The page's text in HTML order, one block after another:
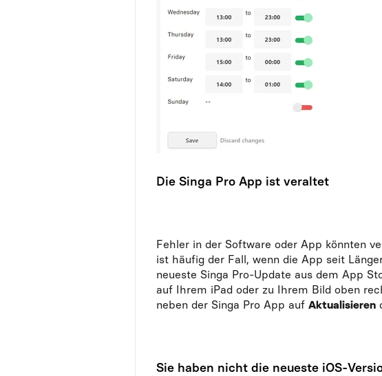
Die Singa Pro App ist veraltet
Fehler in der Software oder App könnten
ist häufig der Fall, wenn die App seit
neueste Singa Pro-Update aus dem App
auf Ihrem iPad oder zu Ihrem Bild oben
neben der Singa Pro App auf Aktualisieren
Sie haben nicht die neueste iOS-